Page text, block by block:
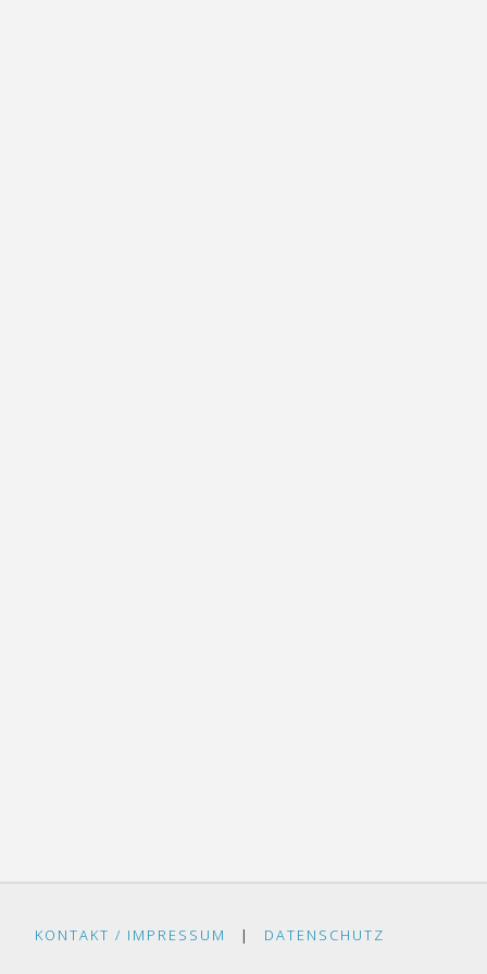
KONTAKT / IMPRESSUM | DATENSCHUTZ